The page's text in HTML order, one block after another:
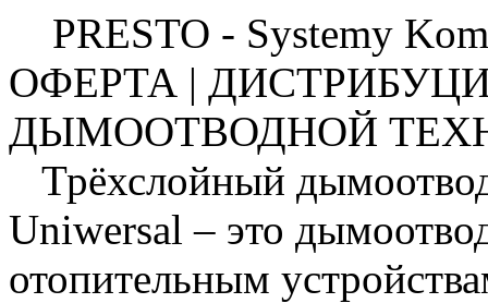
PRESTO - Systemy
ОФЕРТА |
ДЫМООТВОДНОЙ
Трёхслойный
Uniwersal – это
отопительным